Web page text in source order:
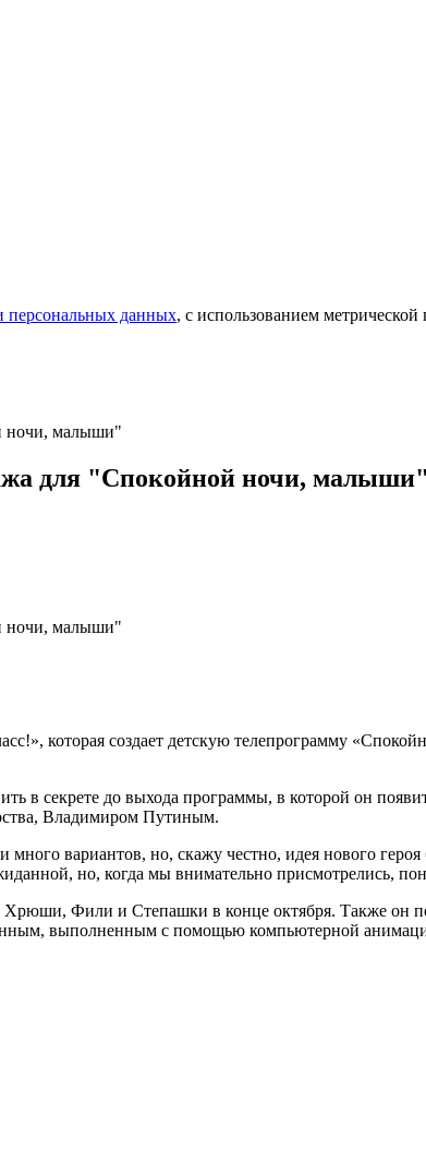
персональных данных, с использованием
ночи, малыши"
для "Спокойной ночи, малыши"
ночи, малыши"
которая создает детскую телепрограмму
в секрете до выхода программы, в которой он
Владимиром Путиным.
вариантов, но, скажу честно, идея нового
но, когда мы внимательно присмотрелись,
Фили и Степашки в конце октября. Также он
выполненным с помощью компьютерной